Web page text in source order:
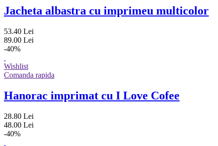
Jacheta albastra cu imprimeu multicolor
53.40 Lei
89.00 Lei
-40%
Wishlist
Comanda rapida
Hanorac imprimat cu I Love Cofee
28.80 Lei
48.00 Lei
-40%